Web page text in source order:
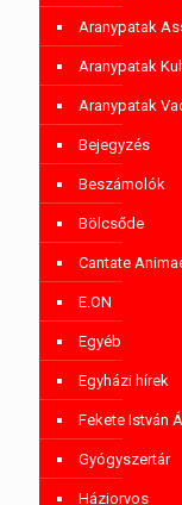
Aranypatak
Aranypatak
Aranypatak
Bejegyzés
Beszámolók
Bölcsőde
Cantate
E.ON
Egyéb
Egyházi hírek
Fekete István
Gyógyszertár
Háziorvos